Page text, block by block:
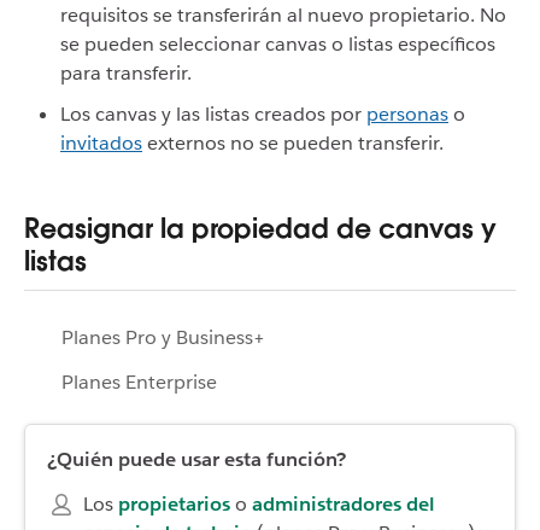
requisitos se transferirán al nuevo propietario. No
se pueden seleccionar canvas o listas específicos
para transferir.
Los canvas y las listas creados por personaso
invitadosexternos no se pueden transferir.
Reasignar la propiedad de canvas y
listas
Planes Pro y Business+
Planes Enterprise
¿Quién puede usar esta función?
Los propietarioso administradores del